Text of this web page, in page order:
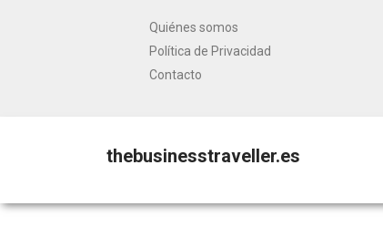
Quiénes somos
Política de Privacidad
Contacto
thebusinesstraveller.es